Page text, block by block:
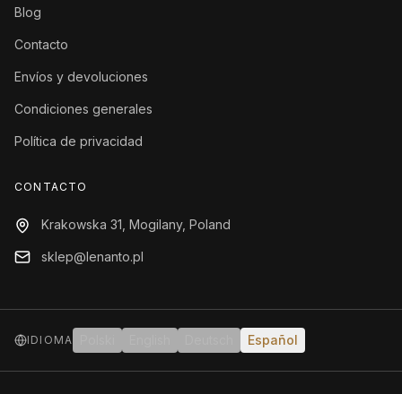
Blog
Contacto
Envíos y devoluciones
Condiciones generales
Política de privacidad
CONTACTO
Krakowska 31, Mogilany, Poland
sklep@lenanto.pl
IDIOMA Español